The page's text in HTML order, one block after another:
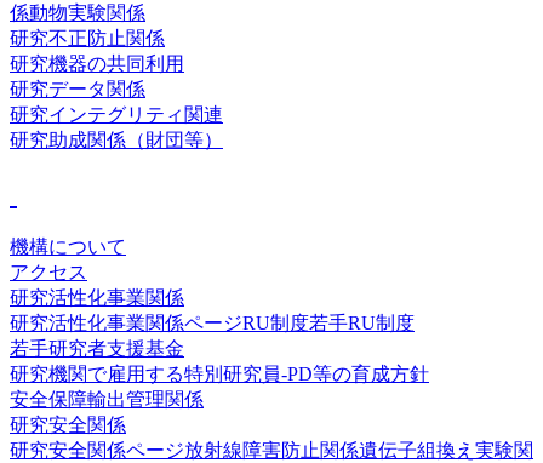
係動物実験関係
研究不正防止関係
研究機器の共同利用
研究データ関係
研究インテグリティ関連
研究助成関係（財団等）
機構について
アクセス
研究活性化事業関係
研究活性化事業関係ページRU制度若手RU制度
若手研究者支援基金
研究機関で雇用する特別研究員-PD等の育成方針
安全保障輸出管理関係
研究安全関係
研究安全関係ページ放射線障害防止関係遺伝子組換え実験関